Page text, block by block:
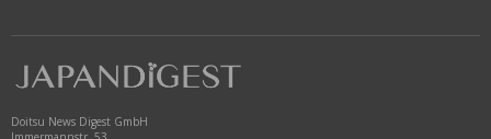
Doitsu News Digest GmbH